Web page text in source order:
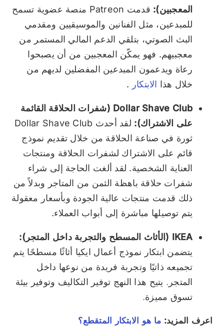
المعجبين):
قدمت Patreon منصة عضوية تسمح
للمبدعين، مثل الفنانين والموسيقيين ومقدمي
البث الصوتي، بتلقي الدعم المالي المستمر من
معجبيهم. فهو يمكّن المعجبين من أن يصبحوا
رعاة ويدعمون المبدعين المفضلين لديهم من
خلال هذا الابتكار .
Dollar Shave Club (شفرات الحلاقة القائمة
على الاشتراك):
لقد أحدث Dollar Shave Club
ثورة في صناعة الحلاقة من خلال تقديم نموذج
قائم على الاشتراك لشفرات الحلاقة ومنتجات
العناية الشخصية. لقد ألغت الحاجة إلى شراء
شفرات حلاقة باهظة الثمن من المتاجر وبدلاً من
ذلك قدمت منتجات عالية الجودة وبأسعار معقولة
يتم توصيلها مباشرة إلى أبواب العملاء.
IKEA (الأثاث المسطح والتجربة داخل المتجر):
يتضمن ابتكار نموذج أعمال ايكيا أثاثًا مسطحًا يتم
تجميعه ذاتيًا وتجربة فريدة من نوعها داخل
المتجر. يتيح هذا النهج توفير التكاليف وتوفير بيئة
تسوق مميزة.
اعرف المزيد: ما هو الابتكار المتقطع؟